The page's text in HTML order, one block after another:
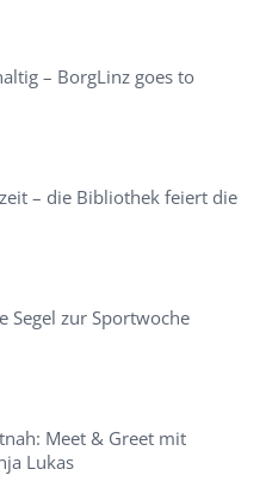
– BorgLinz goes to
– die Bibliothek feiert die
Segel zur Sportwoche
Meet & Greet mit
Lukas